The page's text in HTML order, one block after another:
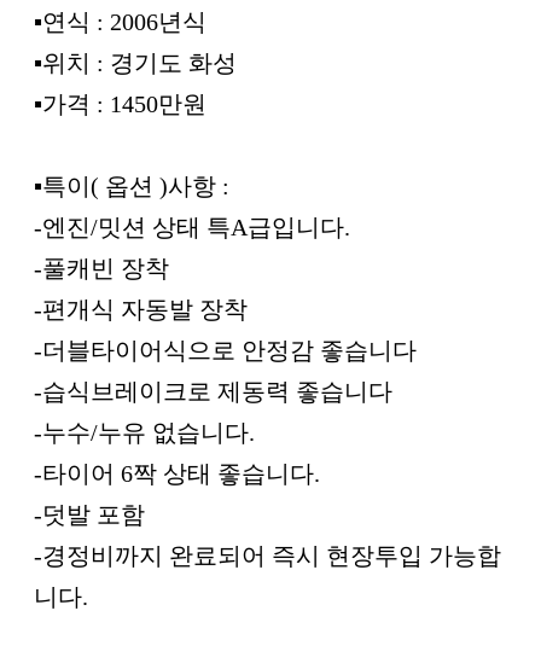
▪︎연식 : 2006년식
▪︎위치 : 경기도 화성
▪︎가격 : 1450만원
▪︎특이( 옵션 )사항 :
-엔진/밋션 상태 특A급입니다.
-풀캐빈 장착
-편개식 자동발 장착
-더블타이어식으로 안정감 좋습니다
-습식브레이크로 제동력 좋습니다
-누수/누유 없습니다.
-타이어 6짝 상태 좋습니다.
-덧발 포함
-경정비까지 완료되어 즉시 현장투입 가능합
니다.